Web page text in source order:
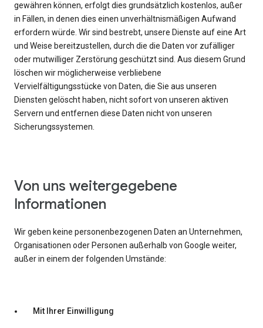
gewähren können, erfolgt dies grundsätzlich kostenlos, außer
in Fällen, in denen dies einen unverhältnismäßigen Aufwand
erfordern würde. Wir sind bestrebt, unsere Dienste auf eine Art
und Weise bereitzustellen, durch die die Daten vor zufälliger
oder mutwilliger Zerstörung geschützt sind. Aus diesem Grund
löschen wir möglicherweise verbliebene
Vervielfältigungsstücke von Daten, die Sie aus unseren
Diensten gelöscht haben, nicht sofort von unseren aktiven
Servern und entfernen diese Daten nicht von unseren
Sicherungssystemen.
Von uns weitergegebene
Informationen
Wir geben keine personenbezogenen Daten an Unternehmen,
Organisationen oder Personen außerhalb von Google weiter,
außer in einem der folgenden Umstände:
Mit Ihrer Einwilligung